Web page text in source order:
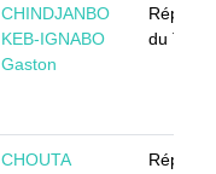
CHINDJANBO
KEB-IGNABO
Gaston
du
CHOUTA